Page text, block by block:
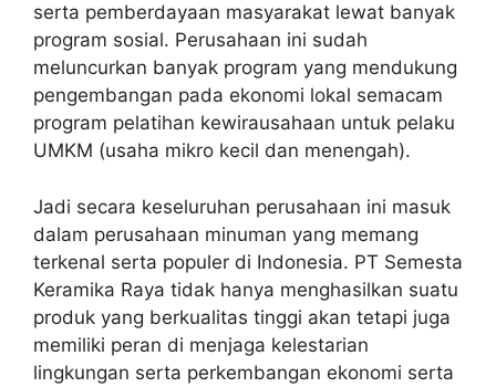
serta pemberdayaan masyarakat lewat banyak
program sosial. Perusahaan ini sudah
meluncurkan banyak program yang mendukung
pengembangan pada ekonomi lokal semacam
program pelatihan kewirausahaan untuk pelaku
UMKM (usaha mikro kecil dan menengah).
Jadi secara keseluruhan perusahaan ini masuk
dalam perusahaan minuman yang memang
terkenal serta populer di Indonesia. PT Semesta
Keramika Raya tidak hanya menghasilkan suatu
produk yang berkualitas tinggi akan tetapi juga
memiliki peran di menjaga kelestarian
lingkungan serta perkembangan ekonomi serta